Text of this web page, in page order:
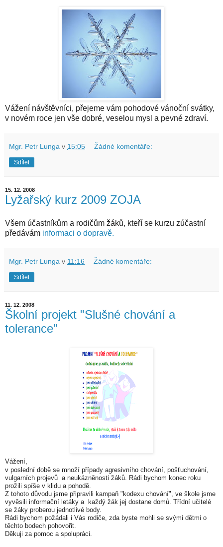
Vážení návštěvníci, přejeme vám pohodové vánoční svátky,
v novém roce jen vše dobré, veselou mysl a pevné zdraví.
Mgr. Petr Lunga v 15:05 Žádné komentáře:
Sdílet
15. 12. 2008
Lyžařský kurz 2009 ZOJA
Všem účastníkům a rodičům žáků, kteří se kurzu zúčastní
předávám informaci o dopravě.
Mgr. Petr Lunga v 11:16 Žádné komentáře:
Sdílet
11. 12. 2008
Školní projekt "Slušné chování a
tolerance"
Vážení,
v poslední době se množí případy agresivního chování, pošťuchování,
vulgarních projevů a neukázněnosti žáků. Rádi bychom konec roku
prožili spíše v klidu a pohodě.
Z tohoto důvodu jsme připravili kampaň "kodexu chování", ve škole jsme
vyvěsili informační letáky a každý žák jej dostane domů. Třídní učitelé
se žáky proberou jednotlivé body.
Rádi bychom požádali i Vás rodiče, zda byste mohli se svými dětmi o
těchto bodech pohovořit.
Děkuji za pomoc a spolupráci.